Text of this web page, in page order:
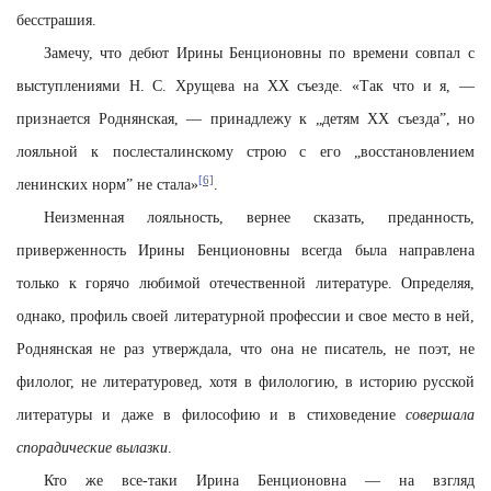
бесстрашия.
Замечу, что дебют Ирины Бенционовны по времени совпал с
выступлениями Н. С. Хрущева на ХХ съезде. «Так что и я, —
признается Роднянская, — принадлежу к „детям ХХ съезда”, но
лояльной к послесталинскому строю с его „восстановлением
ленинских норм” не стала»[6] .
Неизменная лояльность, вернее сказать, преданность,
приверженность Ирины Бенционовны всегда была направлена
только к горячо любимой отечественной литературе. Определяя,
однако, профиль своей литературной профессии и свое место в ней,
Роднянская не раз утверждала, что она не писатель, не поэт, не
филолог, не литературовед, хотя в филологию, в историю русской
литературы и даже в философию и в стиховедение совершала
спорадические вылазки.
Кто же все-таки Ирина Бенционовна — на взгляд